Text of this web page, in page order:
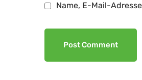
Name, E-Mail-